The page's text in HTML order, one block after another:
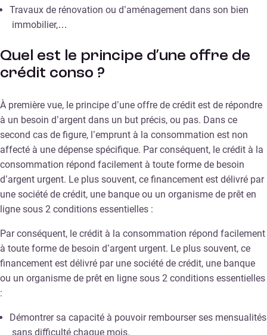
Travaux de rénovation ou d’aménagement dans son bien
immobilier,…
Quel est le principe d’une offre de
crédit conso ?
À première vue, le principe d’une offre de crédit est de répondre
à un besoin d’argent dans un but précis, ou pas. Dans ce
second cas de figure, l’emprunt à la consommation est non
affecté à une dépense spécifique. Par conséquent, le crédit à la
consommation répond facilement à toute forme de besoin
d’argent urgent. Le plus souvent, ce financement est délivré par
une société de crédit, une banque ou un organisme de prêt en
ligne sous 2 conditions essentielles :
Par conséquent, le crédit à la consommation répond facilement
à toute forme de besoin d’argent urgent. Le plus souvent, ce
financement est délivré par une société de crédit, une banque
ou un organisme de prêt en ligne sous 2 conditions essentielles
:
Démontrer sa capacité à pouvoir rembourser ses mensualités
sans difficulté chaque mois.